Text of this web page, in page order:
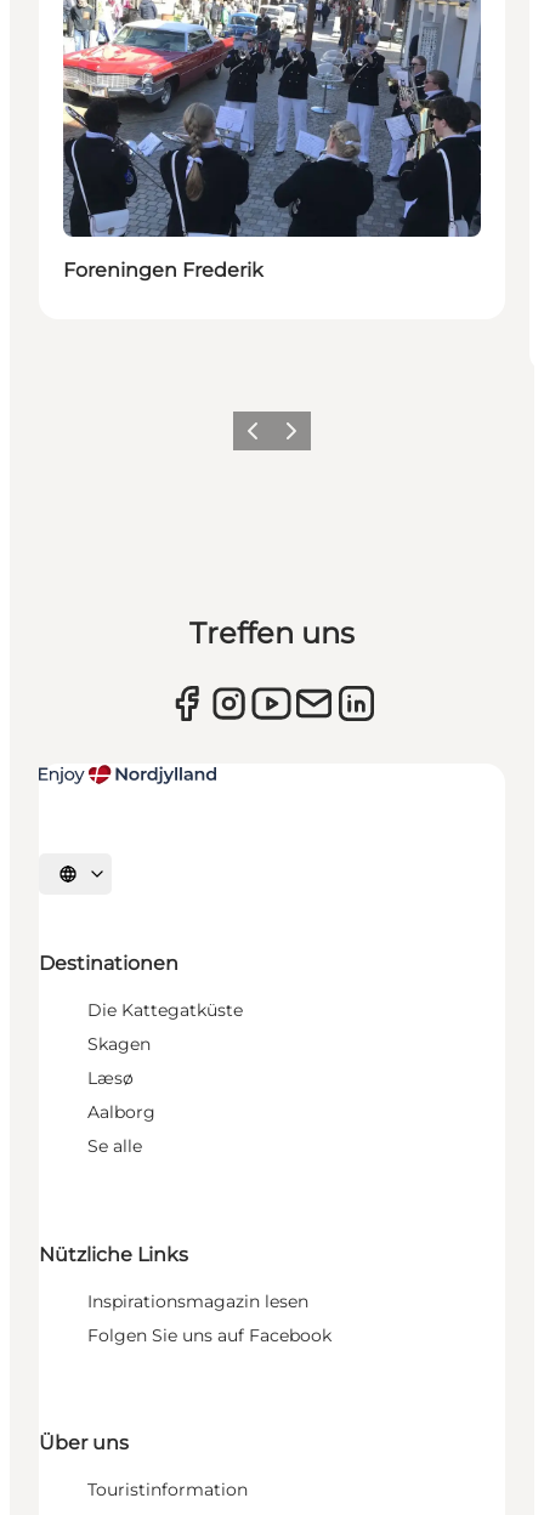
Foreningen Frederik
ZurückWeiter
Treffen uns
Sprache auswählen
Destinationen
Die Kattegatküste
Skagen
Læsø
Aalborg
Se alle
Nützliche Links
Inspirationsmagazin lesen
Folgen Sie uns auf Facebook
Über uns
Touristinformation